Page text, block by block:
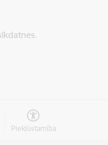
Piekļūstamība